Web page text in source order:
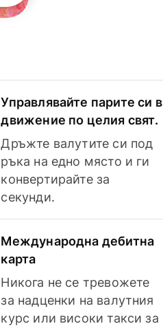
Управлявайте парите си в
движение по целия свят.
Дръжте валутите си под
ръка на едно място и ги
конвертирайте за
секунди.
Международна дебитна
карта
Никога не се тревожете
за надценки на валутния
курс или високи такси за